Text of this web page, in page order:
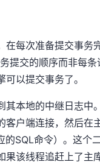
每次准备提交事务
提交的顺序而非每
以提交事务了。
本地的中继日志中
客户端连接，然后在
SQL命令）。这个
果该线程追赶上了主